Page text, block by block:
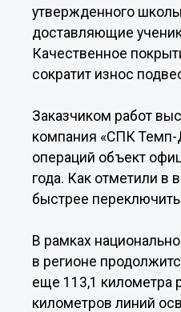
утвержденного
доставляющие
Качественное
сократит износ
Заказчиком работ
компания «СПК Темп-
операций объект
года. Как отметили в
быстрее
В рамках
в регионе
еще 113,1 километра
километров линий